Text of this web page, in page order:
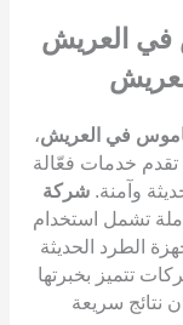
في العريش
في العريش،
خدمات فعّالة
وآمنة. شركة
تشمل استخدام
الطرد الحديثة
تتميز بخبرتها
نتائج سريعة